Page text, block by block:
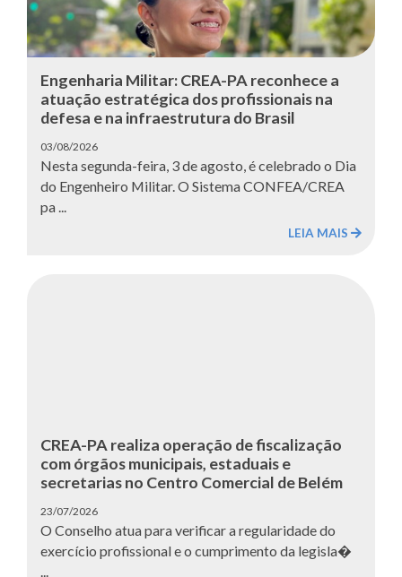
Engenharia Militar: CREA-PA reconhece a
atuação estratégica dos profissionais na
defesa e na infraestrutura do Brasil
03/08/2026
Nesta segunda-feira, 3 de agosto, é celebrado o Dia
do Engenheiro Militar. O Sistema CONFEA/CREA
pa ...
LEIA MAIS
CREA-PA realiza operação de fiscalização
com órgãos municipais, estaduais e
secretarias no Centro Comercial de Belém
23/07/2026
O Conselho atua para verificar a regularidade do
exercício profissional e o cumprimento da legisla�
...